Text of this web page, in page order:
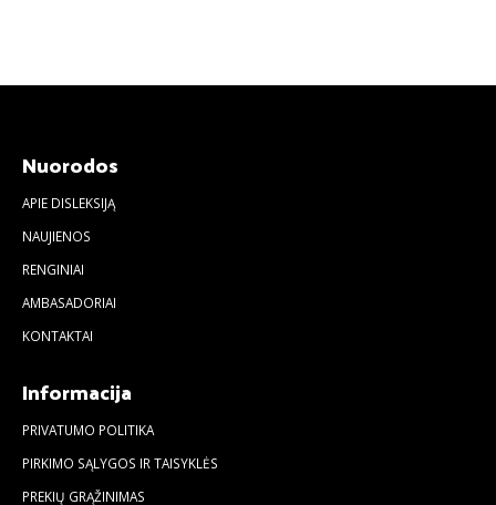
Nuorodos
APIE DISLEKSIJĄ
NAUJIENOS
RENGINIAI
AMBASADORIAI
KONTAKTAI
Informacija
PRIVATUMO POLITIKA
PIRKIMO SĄLYGOS IR TAISYKLĖS
PREKIŲ GRĄŽINIMAS